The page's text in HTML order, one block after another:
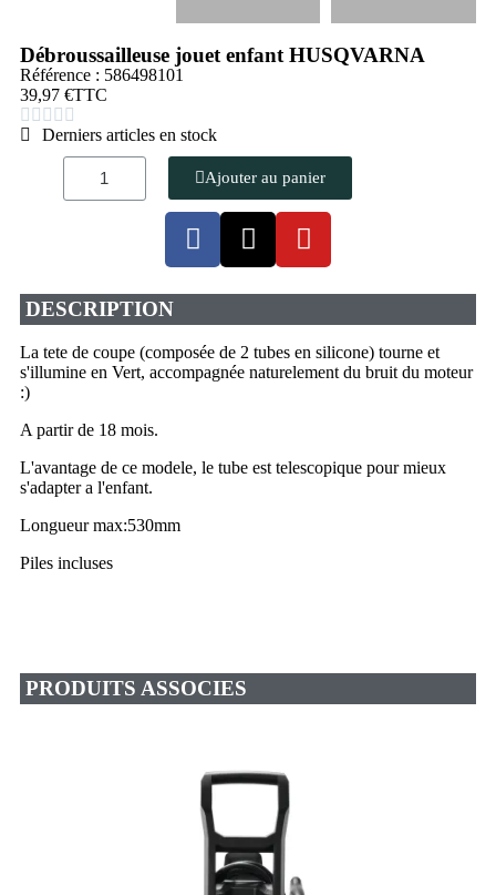
Débroussailleuse jouet enfant HUSQVARNA
Référence : 586498101
39,97 €TTC
    
Derniers articles en stock
Ajouter au panier
DESCRIPTION
La tete de coupe (composée de 2 tubes en silicone) tourne et
s'illumine en Vert, accompagnée naturelement du bruit du moteur
:)
A partir de 18 mois.
L'avantage de ce modele, le tube est telescopique pour mieux
s'adapter a l'enfant.
Longueur max:530mm
Piles incluses
PRODUITS ASSOCIES